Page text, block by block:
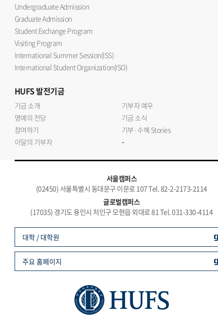
Undergraduate Admission
Graduate Admission
Student Exchange Program
Visiting Program
International Summer Session(ISS)
International Student Organization(ISO)
HUFS발전기금
기금 소개
기부자 예우
명예의 전당
기금 소식
참여하기
기부·수혜 Stories
이달의 기부자
-
서울캠퍼스
(02450) 서울특별시 동대문구 이문로 107 Tel. 82-2-2173-2114
글로벌캠퍼스
(17035) 경기도 용인시 처인구 모현읍 외대로 81 Tel. 031-330-4114
대학 / 대학원
주요 홈페이지